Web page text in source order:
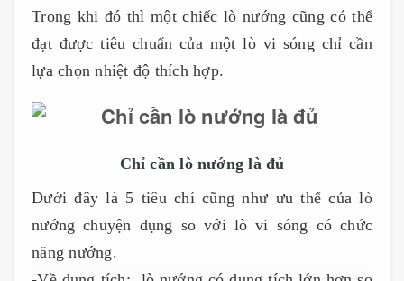
Trong khi đó thì một chiếc lò nướng cũng có thể
đạt được tiêu chuẩn của một lò vi sóng chỉ cần
lựa chọn nhiệt độ thích hợp.
Chỉ cần lò nướng là đủ
Dưới đây là 5 tiêu chí cũng như ưu thế của lò
nướng chuyện dụng so với lò vi sóng có chức
năng nướng.